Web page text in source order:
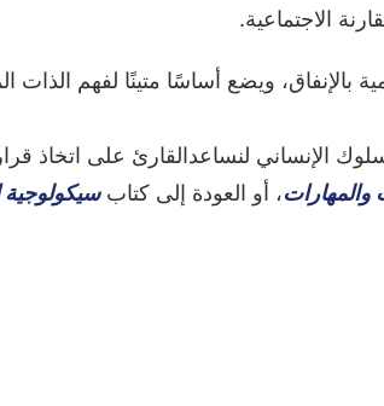
الاجتماعية.
بالإنفاق، ويضع أساسًا متينًا لفهم الذات
الإنساني لنساعدالقارئ على اتخاذ
والمهارات، أو العودة إلى كتابسيكولوجية